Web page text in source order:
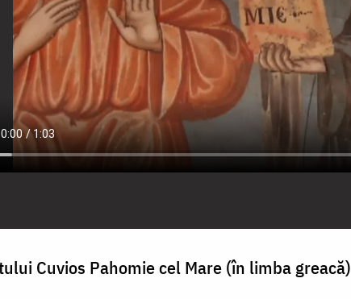
Cuvios Pahomie cel Mare (în limba greacă)